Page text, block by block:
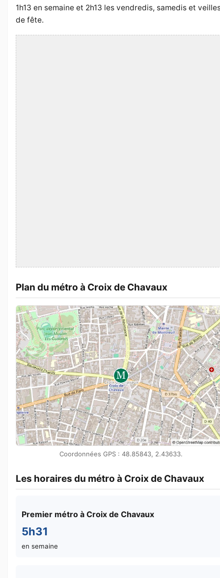
1h13 en semaine et 2h13 les vendredis, samedis et
de fête.
Plan du métro à Croix de Chavaux
Coordonnées GPS : 48.85843, 2.43633.
Les horaires du métro à Croix de Chavaux
Premier métro à Croix de Chavaux
5h31
en semaine